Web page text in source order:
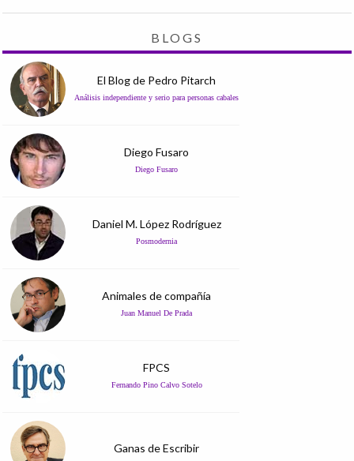
BLOGS
El Blog de Pedro Pitarch
Análisis independiente y serio para personas cabales
Diego Fusaro
Diego Fusaro
Daniel M. López Rodríguez
Posmodernia
Animales de compañía
Juan Manuel De Prada
FPCS
Fernando Pino Calvo Sotelo
Ganas de Escribir